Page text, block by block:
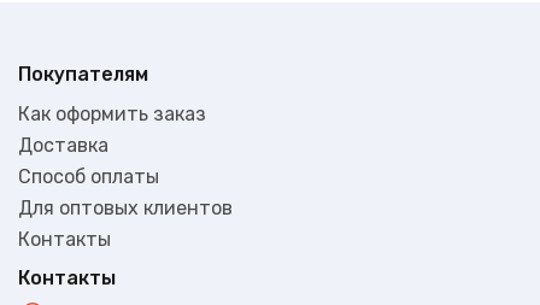
Покупателям
Как оформить заказ
Доставка
Способ оплаты
Для оптовых клиентов
Контакты
Контакты